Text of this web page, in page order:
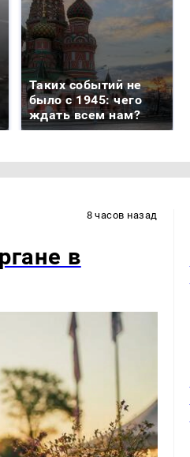
Таких событий не
было с 1945: чего
ждать всем нам?
8 часов назад
в